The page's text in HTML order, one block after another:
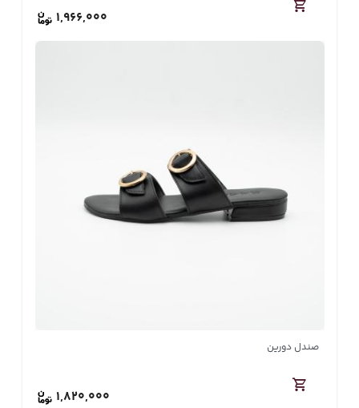
1,966,000
صندل دورین
1,820,000